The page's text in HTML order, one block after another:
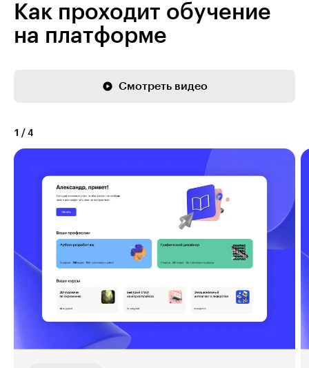
Как проходит обучение
на платформе
Смотреть видео
1 / 4